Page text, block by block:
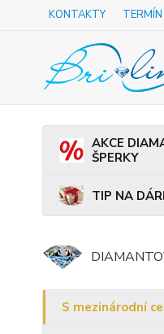
KONTAKTY
AKCE
ŠPERKY
TIP NA
S mezinárodní